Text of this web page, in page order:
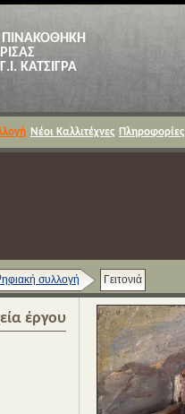
ΚΑΤΣΙΓΡΑ
Νέοι Καλλιτέχνες Πληροφορίες
συλλογή Γειτονιά
έργου